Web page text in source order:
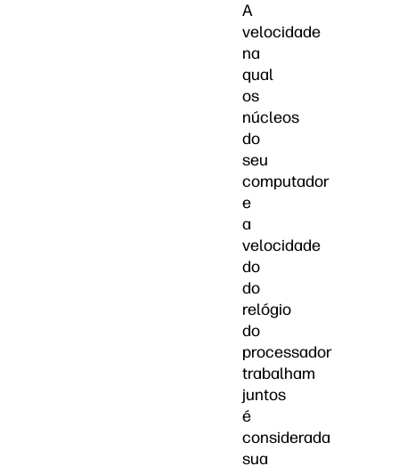
A
velocidade
na
qual
os
núcleos
do
seu
computador
e
a
velocidade
do
do
relógio
do
processador
trabalham
juntos
é
considerada
sua